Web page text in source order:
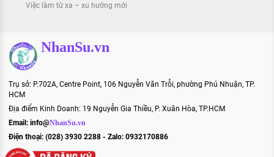
Việc làm từ xa – xu hướng mới
NhanSu.vn
Trụ sở: P.702A, Centre Point, 106 Nguyễn Văn Trỗi, phường Phú Nhuận, TP.
HCM
Địa điểm Kinh Doanh: 19 Nguyễn Gia Thiều, P. Xuân Hòa, TP.HCM
Email: info@NhanSu.vn
Điện thoại: (028) 3930 2288 - Zalo: 0932170886